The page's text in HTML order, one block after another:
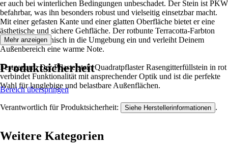
er auch bei winterlichen Bedingungen unbeschadet. Der Stein ist PKW
befahrbar, was ihn besonders robust und vielseitig einsetzbar macht.
Mit einer gefasten Kante und einer glatten Oberfläche bietet er eine
ästhetische und sichere Gehfläche. Der rotbunte Terracotta-Farbton
fügt sich harmonisch in die Umgebung ein und verleiht Deinem
Außenbereich eine warme Note.
Festgezurrt: Der Pflasterstein Quadratpflaster Rasengitterfüllstein in rot
verbindet Funktionalität mit ansprechender Optik und ist die perfekte
Wahl für langlebige und belastbare Außenflächen.
Mehr anzeigen
Produktsicherheit
Bereich überspringen
Verantwortlich für Produktsicherheit: Siehe Herstellerinformationen .
Weitere Kategorien